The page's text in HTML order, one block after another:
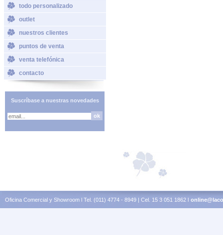
todo personalizado
outlet
nuestros clientes
puntos de venta
venta telefónica
contacto
Suscríbase a nuestras novedades
Oficina Comercial y Showroom l Tel. (011) 4774 - 8949 | Cel. 15 3 051 1862 l